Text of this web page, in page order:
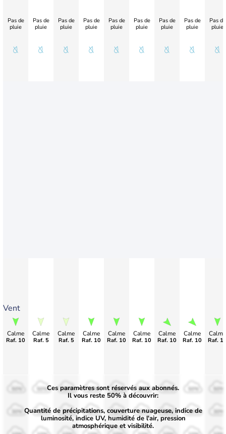
Vent
Pas de
pluie
Calme
Raf. 10
Pas de
pluie
Calme
Raf. 5
Pas de
pluie
Calme
Raf. 5
Pas de
pluie
Calme
Raf. 10
Pas de
pluie
Calme
Raf. 10
Pas de
pluie
Calme
Raf. 10
Pas de
pluie
Calme
Raf. 10
Pas de
pluie
Calme
Raf. 10
Pas de
pluie
Calme
Raf.
50%
30%
50%
30%
50%
30%
50%
30%
50%
30%
50%
30%
50%
30%
Ces paramètres sont réservés aux abonnés.
Il vous reste 50% à découvrir:
Quantité de précipitations, couverture nuageuse, indice de
luminosité, indice UV, humidité de l'air, pression
atmosphérique et visibilité.